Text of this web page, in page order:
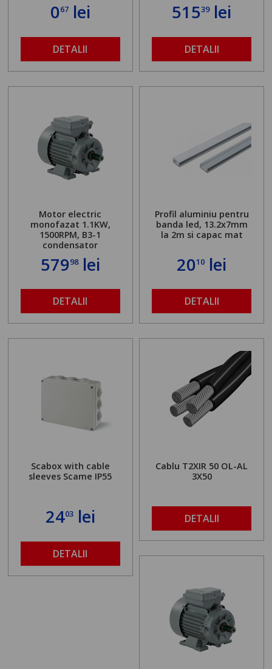
067lei
DETALII
51539lei
DETALII
Motor electric
monofazat 1.1KW,
1500RPM, B3-1
condensator
57998lei
DETALII
Profil aluminiu pentru
banda led, 13.2x7mm
la 2m si capac mat
2010 lei
DETALII
Scabox with cable
sleeves Scame IP55
2403lei
DETALII
Cablu T2XIR 50 OL-AL
3X50
DETALII